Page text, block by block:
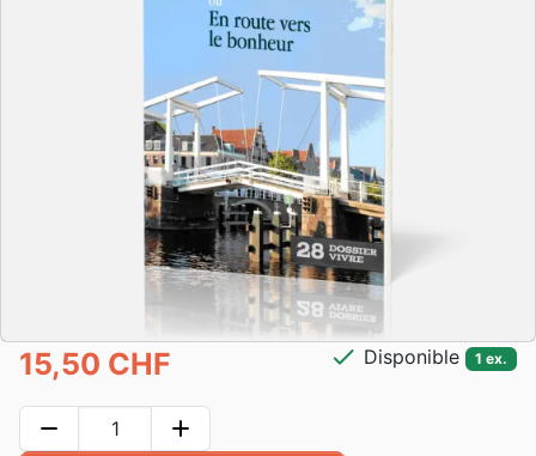
15,50 CHF check Disponible 1 ex.
remove add